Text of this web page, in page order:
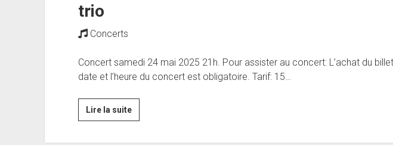
trio
Concerts
Concert samedi 24 mai 2025 21h. Pour assister au concert: L’achat du
date et l’heure du concert est obligatoire. Tarif: 15…
Lire la suiteConcert
samedi